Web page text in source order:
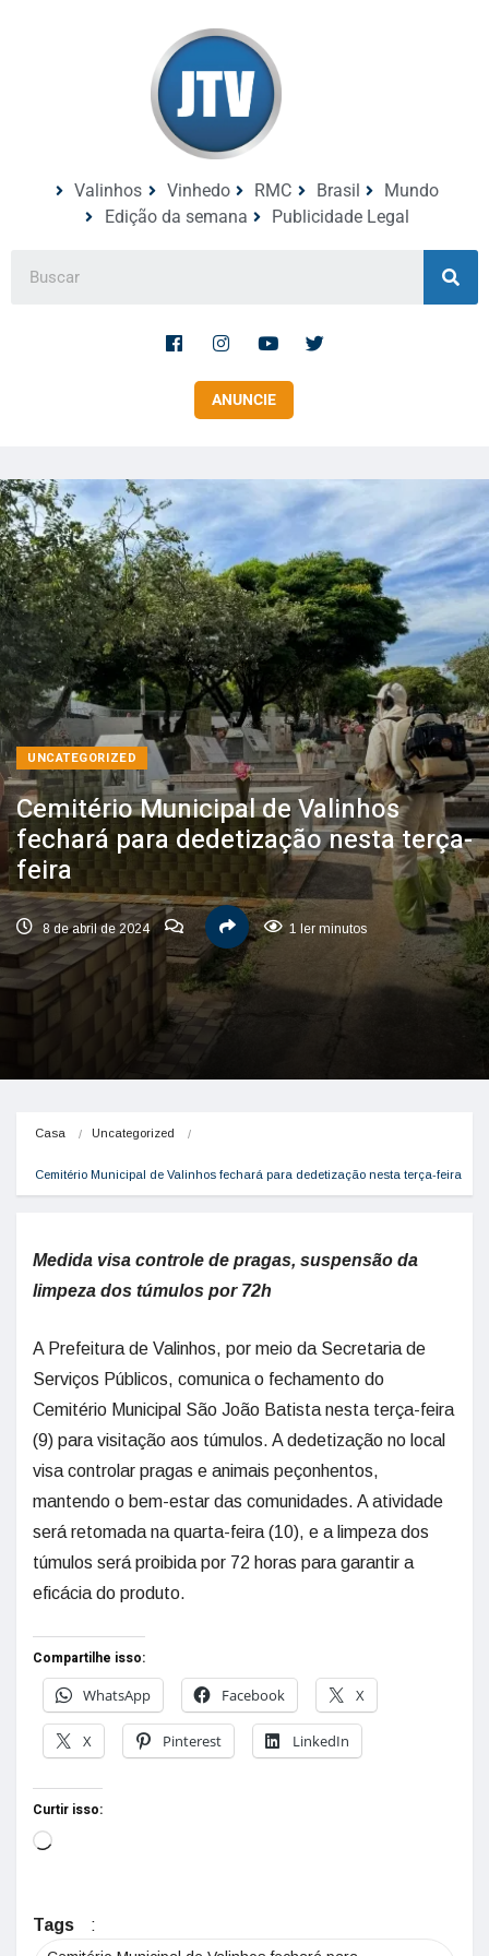
Valinhos Vinhedo RMC Brasil
Mundo
Edição da semana
Publicidade Legal
ANUNCIE
UNCATEGORIZED
Cemitério Municipal de Valinhos
fechará para dedetização nesta terça-
feira
8 de abril de 2024 1 ler minutos
Casa Uncategorized
Cemitério Municipal de Valinhos fechará para dedetização nesta terça-feira
Medida visa controle de pragas, suspensão da
limpeza dos túmulos por 72h
A Prefeitura de Valinhos, por meio da Secretaria de
Serviços Públicos, comunica o fechamento do
Cemitério Municipal São João Batista nesta terça-feira
(9) para visitação aos túmulos. A dedetização no local
visa controlar pragas e animais peçonhentos,
mantendo o bem-estar das comunidades. A atividade
será retomada na quarta-feira (10), e a limpeza dos
túmulos será proibida por 72 horas para garantir a
eficácia do produto.
Compartilhe isso:
WhatsApp
Facebook X
X Pinterest LinkedIn
Curtir isso:
Tags :